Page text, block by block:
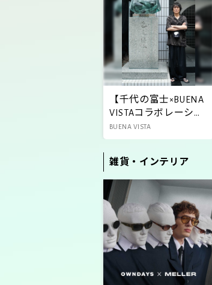
【千代の富士×BUENA
VISTAコラボレーショ
ンアイテム販売
中！】
BUENA VISTA
雑貨・インテリア